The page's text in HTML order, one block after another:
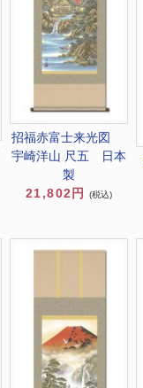
招福赤富士来光図
宇崎洋山 尺五 日本
製
21,802円
(税込)